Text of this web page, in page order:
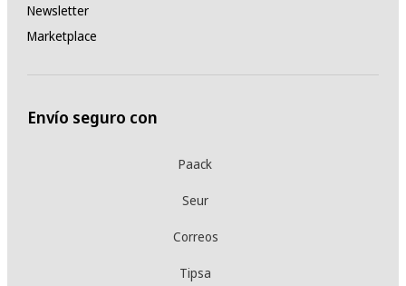
Newsletter
Marketplace
Envío seguro con
Paack
Seur
Correos
Tipsa